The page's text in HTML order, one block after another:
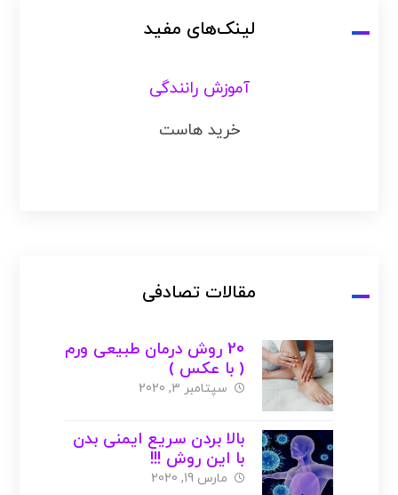
لینک‌های مفید
آموزش رانندگی
خرید هاست
مقالات تصادفی
20 روش درمان طبیعی ورم
( با عکس )
سپتامبر 3, 2020
بالا بردن سریع ایمنی بدن
با این روش !!!
مارس 19, 2020